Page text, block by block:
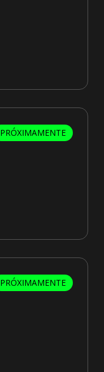
PRÓXIMAMENTE
PRÓXIMAMENTE